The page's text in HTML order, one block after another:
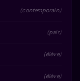
(contemporain)
(pair)
(élève)
(élève)